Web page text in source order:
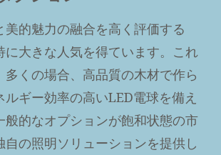
美的魅力の融合を高く評価する
に大きな人気を得ています。これ
多くの場合、高品質の木材で作ら
ギー効率の高いLED電球を備え
般的なオプションが飽和状態の市
自の照明ソリューションを提供し